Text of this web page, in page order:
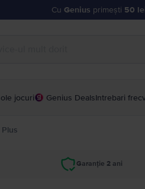
Cu Genius primești 50
jocuri Genius DealsIntrebari
Garanție 2 ani